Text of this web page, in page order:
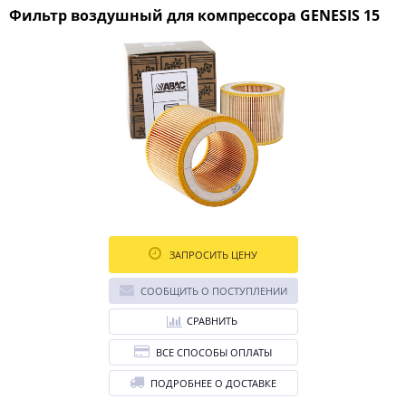
Фильтр воздушный для компрессора GENESIS 15
ЗАПРОСИТЬ ЦЕНУ
СООБЩИТЬ О ПОСТУПЛЕНИИ
СРАВНИТЬ
ВСЕ СПОСОБЫ ОПЛАТЫ
ПОДРОБНЕЕ О ДОСТАВКЕ